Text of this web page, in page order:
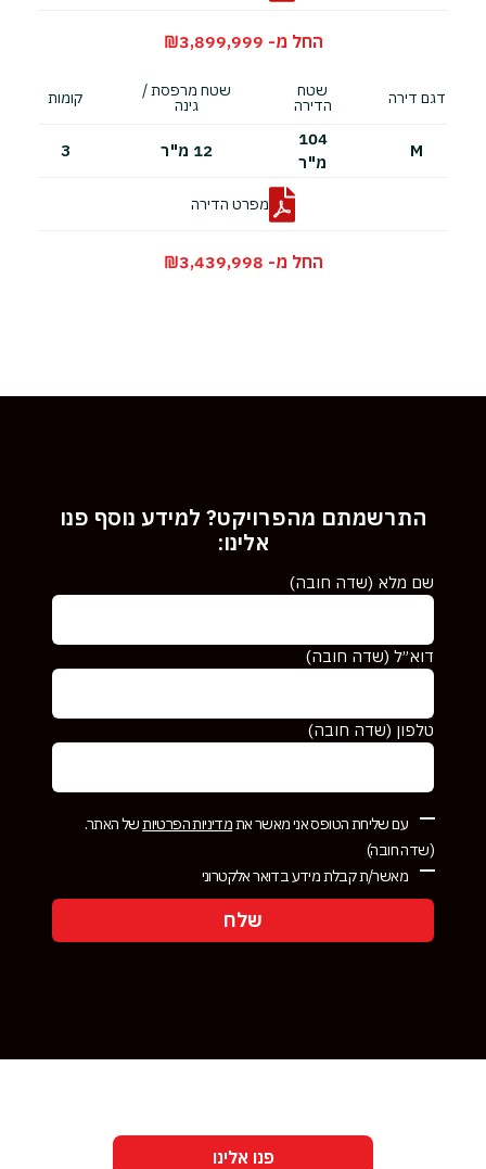
החל מ- 3,899,999 ₪
דגם דירה שטח
הדירה
שטח מרפסת /
גינה קומות
M
104
מ"ר
12 מ"ר 3
מפרט הדירה
החל מ- 3,439,998 ₪
התרשמתם מהפרויקט? למידע נוסף פנו
אלינו:
שם מלא (שדה חובה)
דוא״ל (שדה חובה)
טלפון (שדה חובה)
עם שליחת הטופס אני מאשר אתמדיניות הפרטיותשל האתר.
(שדה חובה)
מאשר/ת קבלת מידע בדואר אלקטרוני
שלח
פנו אלינו